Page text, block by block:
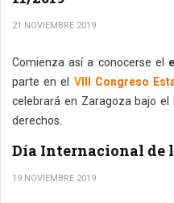
21 NOVIEMBRE 2019
Comienza así a conocerse el
parte en el VIII Congreso
celebrará en Zaragoza bajo el
derechos.
Día Internacional de
19 NOVIEMBRE 2019